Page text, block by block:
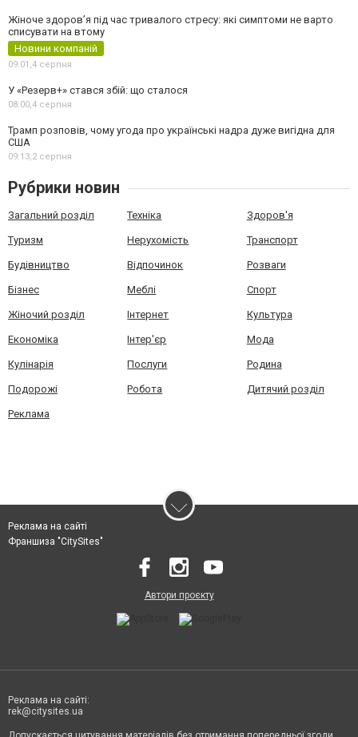
Жіноче здоров’я під час тривалого стресу: які симптоми не варто
списувати на втому
Новини компаній
09:01,4 серпня
У «Резерв+» стався збій: що сталося
08:00,4 серпня
Трамп розповів, чому угода про українські надра дуже вигідна для
США
09:13,2 серпня
Рубрики новин
Загальний розділ Техніка Здоров'я
Туризм Нерухомість Транспорт
Будівництво Відпочинок Розваги
Бізнес Меблі Спорт
Жіночий розділ Інтернет Культура
Економіка Інтер'єр Мода
Кулінарія Послуги Родина
Подорожі Робота Дитячий розділ
Реклама
Реклама на сайті
Франшиза "CitySites"
Автори проєкту
Реклама на сайті:
rek@citysites.ua